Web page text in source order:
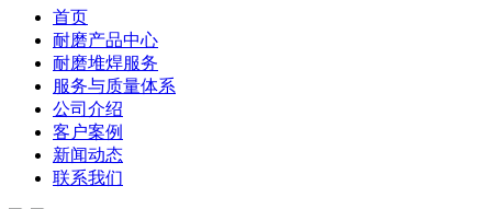
首页
耐磨产品中心
耐磨堆焊服务
服务与质量体系
公司介绍
客户案例
新闻动态
联系我们